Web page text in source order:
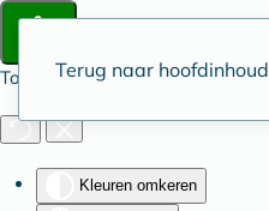
Toegankelijkheid
Kleuren omkeren
Terug naar hoofdinhoud